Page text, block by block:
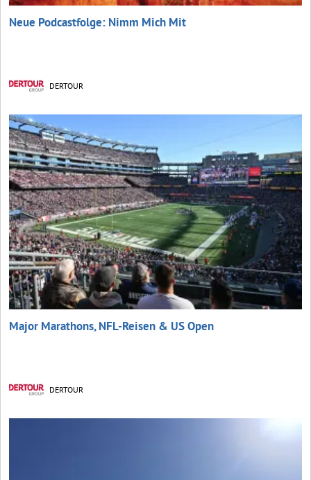
Neue Podcastfolge: Nimm Mich Mit
DERTOUR
Major Marathons, NFL-Reisen & US Open
DERTOUR